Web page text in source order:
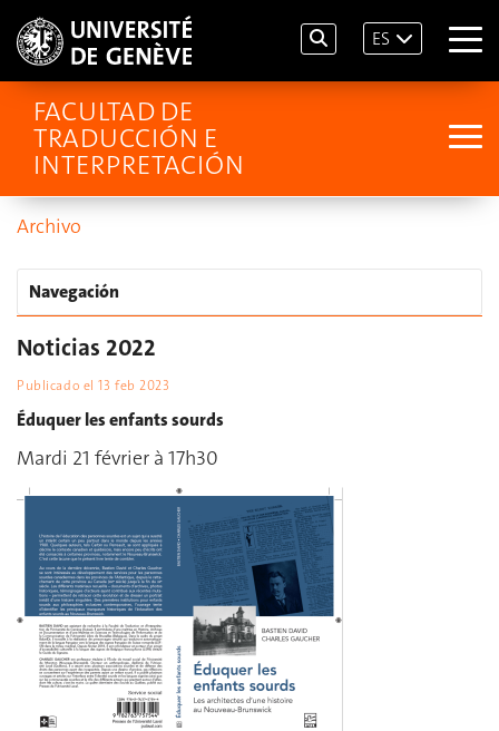
ES
FACULTAD DE
TRADUCCIÓN E
INTERPRETACIÓN
Archivo
Navegación
Noticias 2022
Publicado el13 feb 2023
Éduquer les enfants sourds
Mardi 21 février à 17h30